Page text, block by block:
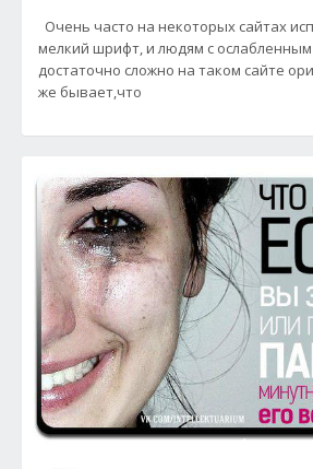
Очень часто на некоторых сайтах
мелкий шрифт, и людям с
достаточно сложно на таком сайте
же бывает,что